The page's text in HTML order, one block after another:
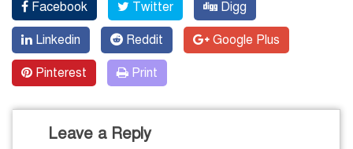
Facebook Twitter Digg
Linkedin Reddit Google Plus
Pinterest Print
Leave a Reply